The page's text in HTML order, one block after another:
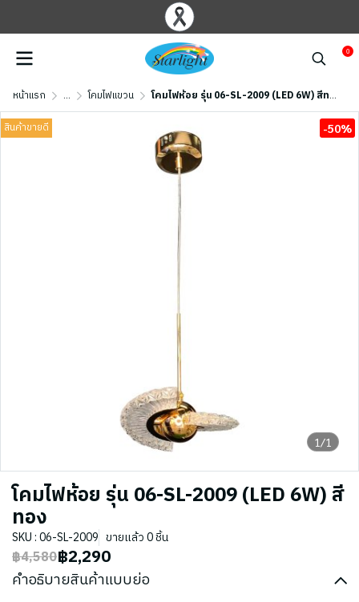
0
หน้าแรก ... โคมไฟแขวน โคมไฟห้อย รุ่น 06-SL-2009 (LED 6W) สีทอง
1/1
สินค้าขายดี -50%
โคมไฟห้อย รุ่น 06-SL-2009 (LED 6W) สี
ทอง
SKU : 06-SL-2009 ขายแล้ว 0 ชิ้น
฿4,580฿2,290
คำอธิบายสินค้าแบบย่อ